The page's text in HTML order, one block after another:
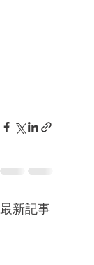
最新記事